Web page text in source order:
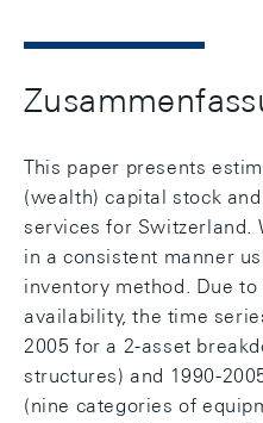
This paper presents
(wealth) capital stock
services for Switzerland.
in a consistent manner
inventory method. Due to
availability, the time
2005 for a 2-asset
structures) and 1990-
(nine categories of